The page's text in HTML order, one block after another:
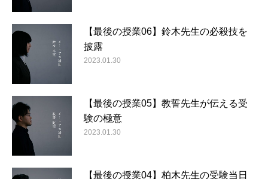
【最後の授業06】鈴木先生の必殺技を
披露
2023.01.30
【最後の授業05】教誓先生が伝える受
験の極意
2023.01.30
【最後の授業04】柏木先生の受験当日